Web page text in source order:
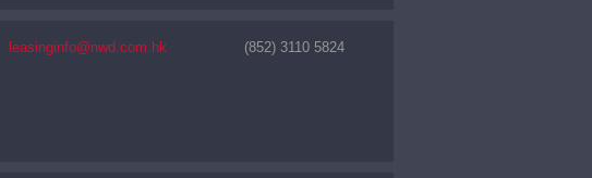
leasinginfo@nwd.com.hk (852) 3110 5824